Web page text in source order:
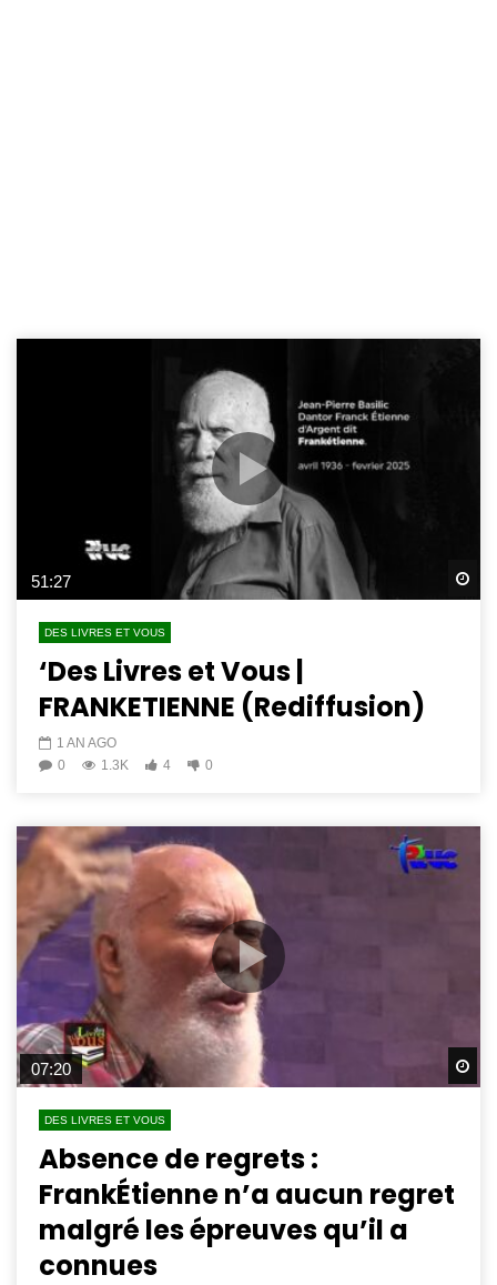
51:27
DES LIVRES ET VOUS
‘Des Livres et Vous |
FRANKETIENNE (Rediffusion)
1 AN AGO
0
1.3K 4 0
07:20
DES LIVRES ET VOUS
Absence de regrets :
FrankÉtienne n’a aucun regret
malgré les épreuves qu’il a
connues